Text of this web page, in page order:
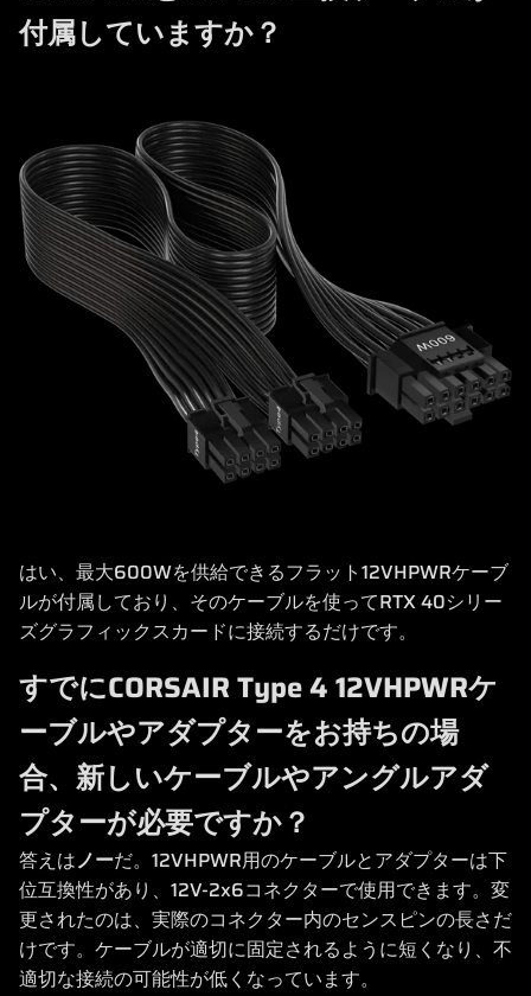
付属していますか？
はい、最大600Wを供給できるフラット12VHPWRケーブ
ルが付属しており、そのケーブルを使ってRTX 40シリー
ズグラフィックスカードに接続するだけです。
すでにCORSAIR Type 4 12VHPWRケ
ーブルやアダプターをお持ちの場
合、新しいケーブルやアングルアダ
プターが必要ですか？
答えはノーだ。12VHPWR用のケーブルとアダプターは下
位互換性があり、12V-2x6コネクターで使用できます。変
更されたのは、実際のコネクター内のセンスピンの長さだ
けです。ケーブルが適切に固定されるように短くなり、不
適切な接続の可能性が低くなっています。